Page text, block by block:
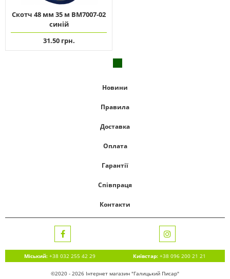
Скотч 48 мм 35 м ВМ7007-02
синій
31.50 грн.
Новини
Правила
Доставка
Оплата
Гарантії
Співпраця
Контакти
Міський: +38 032 255 42 29 Київстар:+38 096 200 21 21
©2020 - 2026 Інтернет магазин "Галицький Писар"